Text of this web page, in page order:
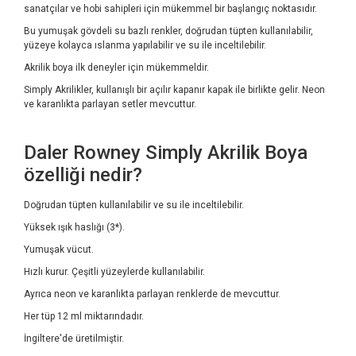
sanatçılar ve hobi sahipleri için mükemmel bir başlangıç ​​noktasıdır.
Bu yumuşak gövdeli su bazlı renkler, doğrudan tüpten kullanılabilir,
yüzeye kolayca ıslanma yapılabilir ve su ile inceltilebilir.
Akrilik boya ilk deneyler için mükemmeldir.
Simply Akrilikler, kullanışlı bir açılır kapanır kapak ile birlikte gelir. Neon
ve karanlıkta parlayan setler mevcuttur.
Daler Rowney Simply Akrilik Boya
özelliği nedir?
Doğrudan tüpten kullanılabilir ve su ile inceltilebilir.
Yüksek ışık haslığı (3*).
Yumuşak vücut.
Hızlı kurur. Çeşitli yüzeylerde kullanılabilir.
Ayrıca neon ve karanlıkta parlayan renklerde de mevcuttur.
Her tüp 12 ml miktarındadır.
İngiltere'de üretilmiştir.